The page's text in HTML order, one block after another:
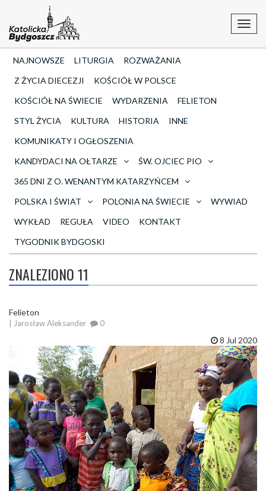
NAJNOWSZE LITURGIA
ROZWAŻANIA
Z ŻYCIA DIECEZJI
KOŚCIÓŁ W POLSCE
KOŚCIÓŁ NA ŚWIECIE
WYDARZENIA
FELIETON
STYL ŻYCIA
KULTURA HISTORIA
INNE
KOMUNIKATY I OGŁOSZENIA
KANDYDACI NA OŁTARZE
ŚW. OJCIEC PIO
365 DNI Z O. WENANTYM KATARZYŃCEM
POLSKA I ŚWIAT
POLONIA NA ŚWIECIE
WYWIAD
WYKŁAD
REGUŁA VIDEO
KONTAKT
TYGODNIK BYDGOSKI
ZNALEZIONO 11
Felieton
| Jarosław Aleksander 0
8 Jul 2020